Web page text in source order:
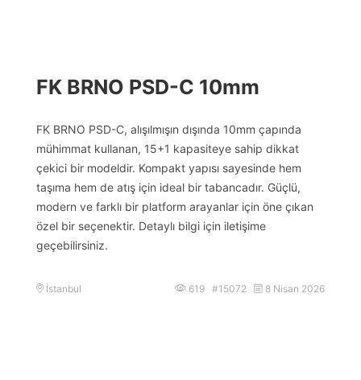
FK BRNO PSD-C 10mm
FK BRNO PSD-C, alışılmışın dışında 10mm çapında
mühimmat kullanan, 15+1 kapasiteye sahip dikkat
çekici bir modeldir. Kompakt yapısı sayesinde hem
taşıma hem de atış için ideal bir tabancadır. Güçlü,
modern ve farklı bir platform arayanlar için öne çıkan
özel bir seçenektir. Detaylı bilgi için iletişime
geçebilirsiniz.
İstanbul 619 #15072 8 Nisan 2026